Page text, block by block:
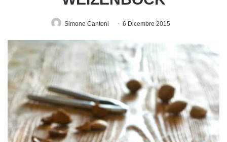
Simone Cantoni 6 Dicembre 2015